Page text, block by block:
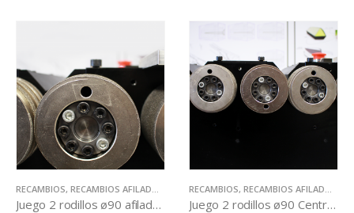
RECAMBIOS, RECAMBIOS AFILADORAS
Juego 2 rodillos ø90 afiladora DUALTECH TC-90
RECAMBIOS, RECAMBIOS AFILADORAS
Juego 2 rodillos ø90 Centro Afilado DUALTECH